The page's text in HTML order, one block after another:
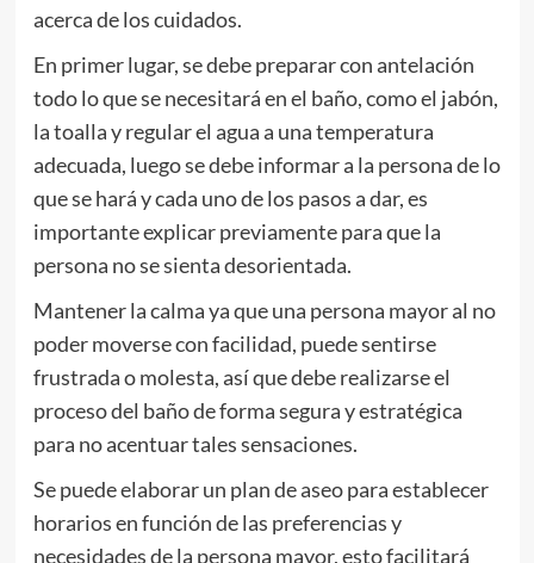
acerca de los cuidados.
En primer lugar, se debe preparar con antelación
todo lo que se necesitará en el baño, como el jabón,
la toalla y regular el agua a una temperatura
adecuada, luego se debe informar a la persona de lo
que se hará y cada uno de los pasos a dar, es
importante explicar previamente para que la
persona no se sienta desorientada.
Mantener la calma ya que una persona mayor al no
poder moverse con facilidad, puede sentirse
frustrada o molesta, así que debe realizarse el
proceso del baño de forma segura y estratégica
para no acentuar tales sensaciones.
Se puede elaborar un plan de aseo para establecer
horarios en función de las preferencias y
necesidades de la persona mayor, esto facilitará